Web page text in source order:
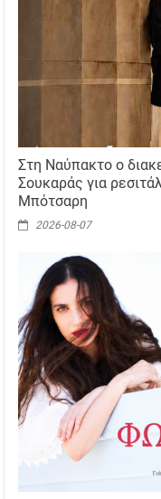
Στη Ναύπακτο ο
Σουκαράς για
Μπότσαρη
2026-08-07